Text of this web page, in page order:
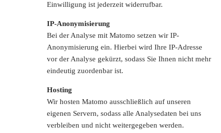
Einwilligung ist jederzeit widerrufbar.
IP-Anonymisierung
Bei der Analyse mit Matomo setzen wir IP-
Anonymisierung ein. Hierbei wird Ihre IP-Adresse
vor der Analyse gekürzt, sodass Sie Ihnen nicht mehr
eindeutig zuordenbar ist.
Hosting
Wir hosten Matomo ausschließlich auf unseren
eigenen Servern, sodass alle Analysedaten bei uns
verbleiben und nicht weitergegeben werden.